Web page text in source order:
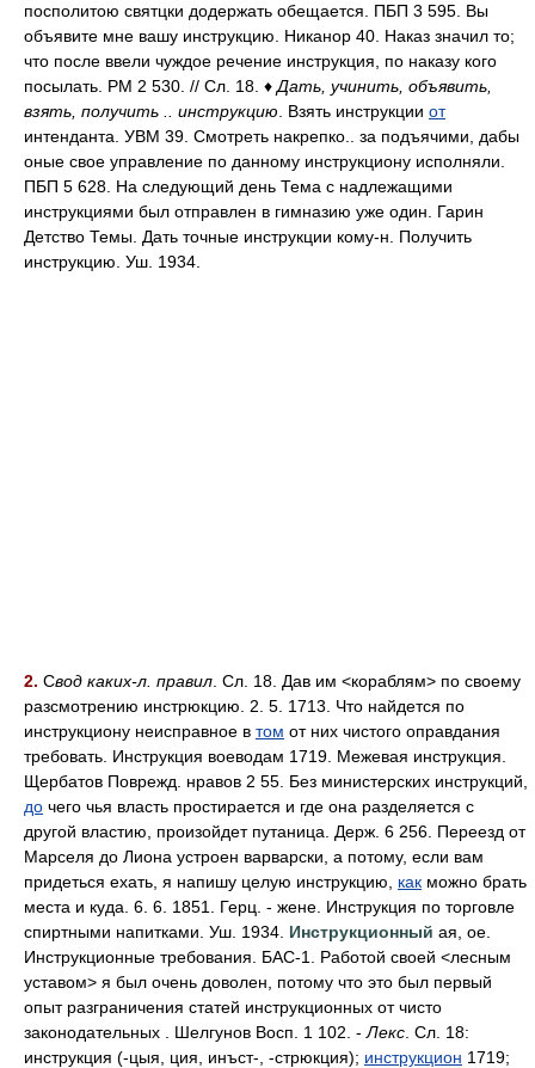
посполитою святцки додержать обещается. ПБП 3 595. Вы
объявите мне вашу инструкцию. Никанор 40. Наказ значил то;
что после ввели чуждое речение инструкция, по наказу кого
посылать. РМ 2 530. // Сл. 18. ♦ Дать, учинить, объявить,
взять, получить .. инструкцию . Взять инструкции от
интенданта. УВМ 39. Смотреть накрепко.. за подъячими, дабы
оные свое управление по данному инструкциону исполняли.
ПБП 5 628. На следующий день Тема с надлежащими
инструкциями был отправлен в гимназию уже один. Гарин
Детство Темы. Дать точные инструкции кому-н. Получить
инструкцию. Уш. 1934.
2. Свод каких-л. правил . Сл. 18. Дав им <кораблям> по своему
разсмотрению инстрюкцию. 2. 5. 1713. Что найдется по
инструкциону неисправное в том от них чистого оправдания
требовать. Инструкция воеводам 1719. Межевая инструкция.
Щербатов Поврежд. нравов 2 55. Без министерских инструкций,
до чего чья власть простирается и где она разделяется с
другой властию, произойдет путаница. Держ. 6 256. Переезд от
Марселя до Лиона устроен варварски, а потому, если вам
придеться ехать, я напишу целую инструкцию, как можно брать
места и куда. 6. 6. 1851. Герц. - жене. Инструкция по торговле
спиртными напитками. Уш. 1934. Инструкционный ая, ое.
Инструкционные требования. БАС-1. Работой своей <лесным
уставом> я был очень доволен, потому что это был первый
опыт разграничения статей инструкционных от чисто
законодательных . Шелгунов Восп. 1 102. - Лекс . Сл. 18:
инструкция (-цыя, ция, инъст-, -стрюкция); инструкцион 1719;